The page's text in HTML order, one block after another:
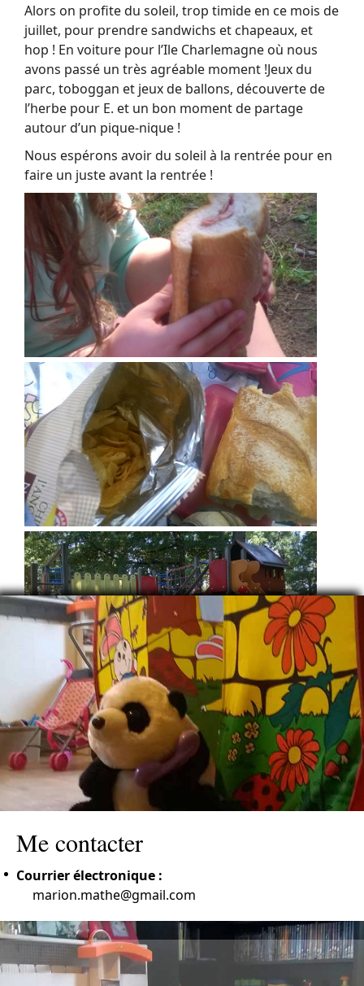
Alors on profite du soleil, trop timide en ce mois de
juillet, pour prendre sandwichs et chapeaux, et
hop ! En voiture pour l’Ile Charlemagne où nous
avons passé un très agréable moment !Jeux du
parc, toboggan et jeux de ballons, découverte de
l’herbe pour E. et un bon moment de partage
autour d’un pique-nique !
Nous espérons avoir du soleil à la rentrée pour en
faire un juste avant la rentrée !
Me contacter
Courrier électronique :
marion.mathe@gmail.com